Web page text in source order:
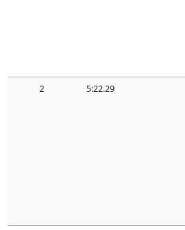
2 5:22.29